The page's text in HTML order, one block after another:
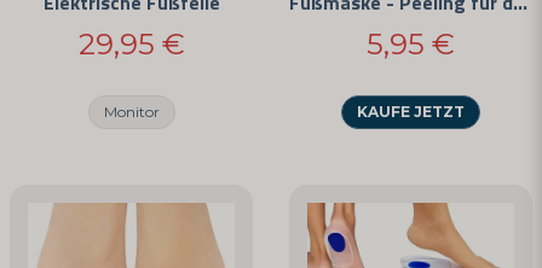
29,95 €
Monitor
5,95 €
KAUFE JETZT